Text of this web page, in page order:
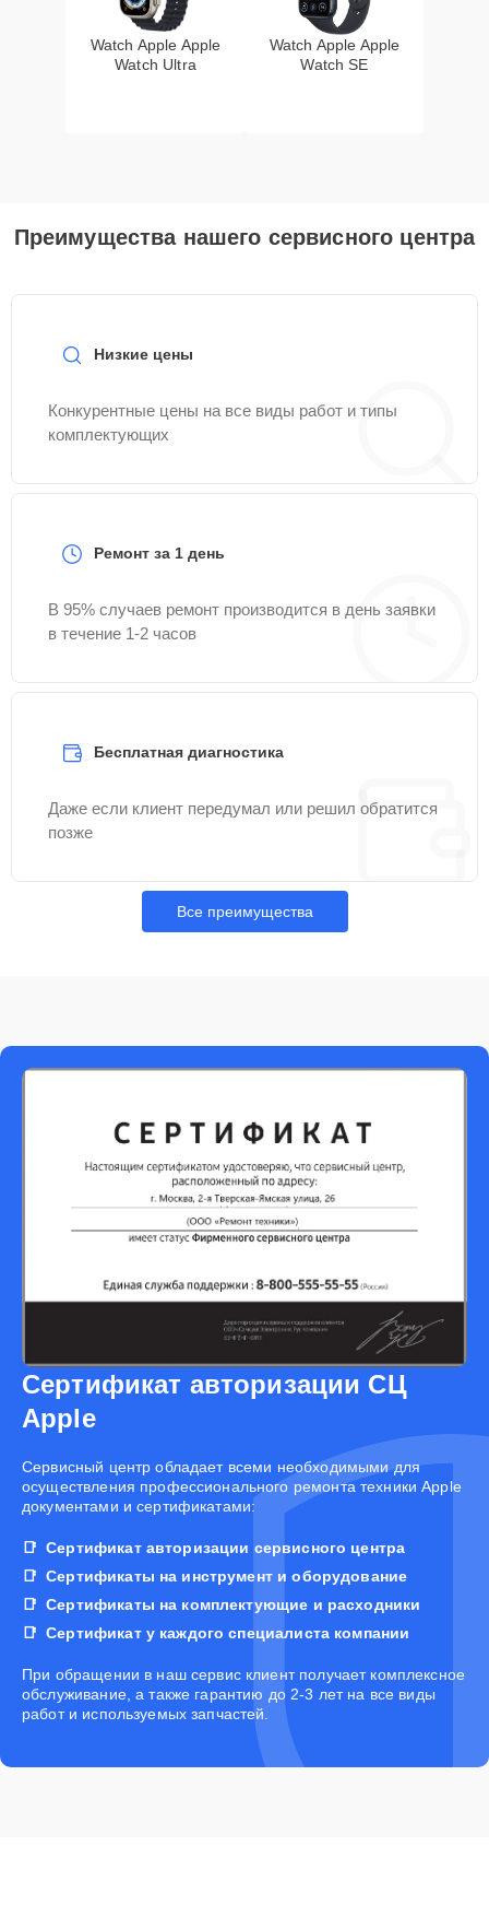
Watch Apple Apple
Watch Ultra
Watch Apple Apple
Watch SE
Преимущества нашего сервисного центра
Низкие цены
Конкурентные цены на все виды работ и типы
комплектующих
Ремонт за 1 день
В 95% случаев ремонт производится в день заявки
в течение 1-2 часов
Бесплатная диагностика
Даже если клиент передумал или решил обратится
позже
Все преимущества
Сертификат авторизации СЦ
Apple
Cервисный центр обладает всеми необходимыми для
осуществления профессионального ремонта техники Apple
документами и сертификатами:
Сертификат авторизации сервисного центра
Сертификаты на инструмент и оборудование
Сертификаты на комплектующие и расходники
Сертификат у каждого специалиста компании
При обращении в наш сервис клиент получает комплексное
обслуживание, а также гарантию до 2-3 лет на все виды
работ и используемых запчастей.